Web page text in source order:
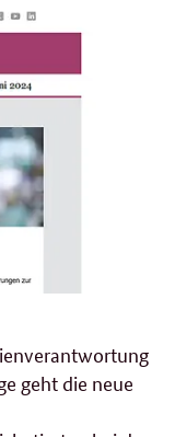
geht die neue